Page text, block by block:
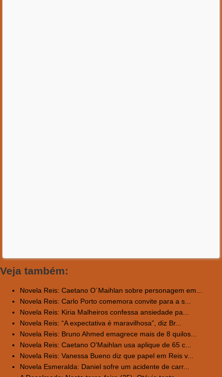
Veja também:
Novela Reis: Caetano O´Maihlan sobre personagem em...
Novela Reis: Carlo Porto comemora convite para a s...
Novela Reis: Kiria Malheiros confessa ansiedade pa...
Novela Reis: “A expectativa é maravilhosa”, diz Br...
Novela Reis: Bruno Ahmed emagrece mais de 8 quilos...
Novela Reis: Caetano O'Maihlan usa aplique de 65 c...
Novela Reis: Vanessa Bueno diz que papel em Reis v...
Novela Esmeralda: Daniel sofre um acidente de carr...